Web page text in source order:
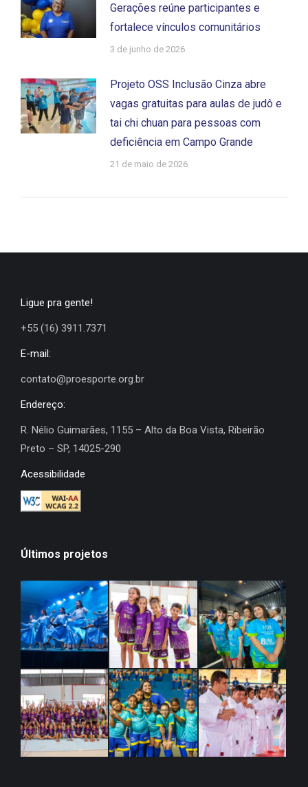
Gerações reúne participantes e
fortalece vínculos comunitários
3 de junho de 2026
Projeto OSS Inclusão Cinza abre
vagas gratuitas para aulas de judô e
tai chi chuan para pessoas com
deficiência em Campo Grande
21 de maio de 2026
Ligue pra gente!
+55 (16) 3911.7371
E-mail:
contato@proesporte.org.br
Endereço:
R. Nélio Guimarães, 1155 – Alto da Boa Vista, Ribeirão
Preto – SP, 14025-290
Acessibilidade
Últimos projetos